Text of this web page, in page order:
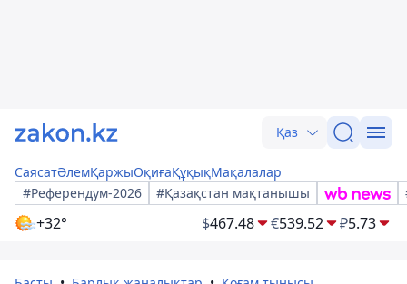
Қаз
СаясатӘлемҚаржыОқиғаҚұқықМақалалар
#Референдум-2026
#Қазақстан мақтанышы
+32° $467.48 €539.52 ₽5.73